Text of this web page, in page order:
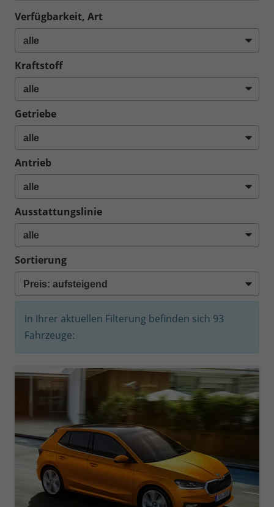
Verfügbarkeit, Art
Kraftstoff
Getriebe
Antrieb
Ausstattungslinie
Sortierung
In Ihrer aktuellen Filterung befinden sich 93
Fahrzeuge: